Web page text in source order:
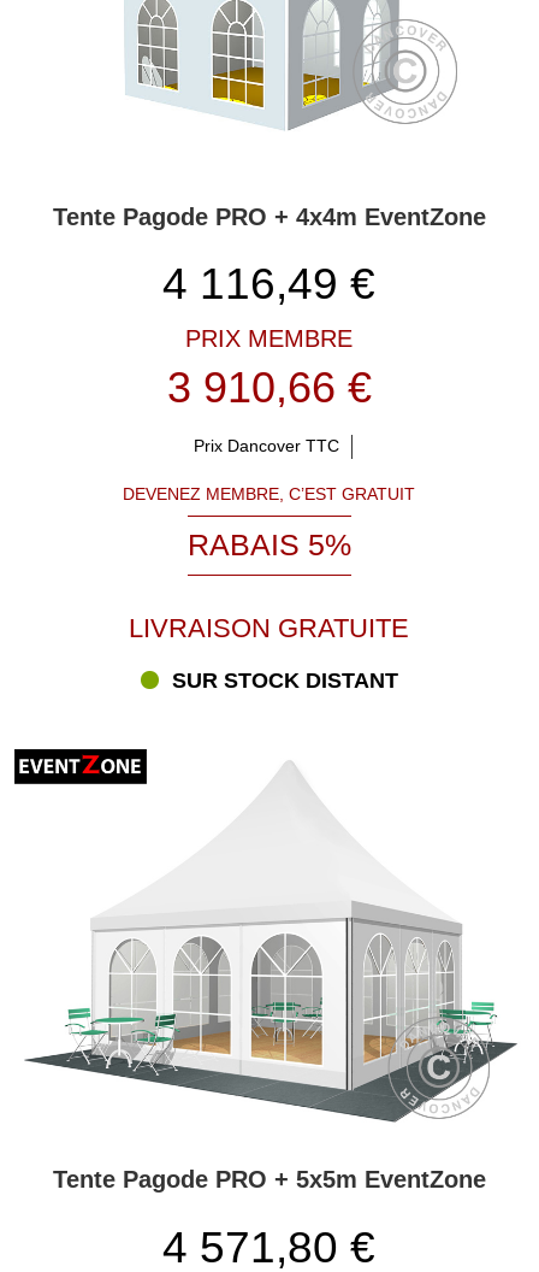
certificats, les tailles ou quoi que ce soit d’autre, veuillez contacter
notre expert par téléphone, e-mail et chat. Ils sont prêts à vous
aider de toutes les façons possibles avant, pendant et après un
achat. Veuillez trouver toutes les informations de contact
pertinentes sur la page d’accueil de cette boutique.
Tente Pagode PRO + 4x4m EventZone
4 116,49 €
PRIX MEMBRE
3 910,66 €
Prix Dancover TTC
DEVENEZ MEMBRE, C’EST GRATUIT
RABAIS 5%
LIVRAISON GRATUITE
SUR STOCK DISTANT
Tente Pagode PRO + 5x5m EventZone
4 571,80 €